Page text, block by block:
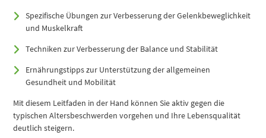
Spezifische Übungen zur Verbesserung der Gelenkbeweglichkeit
und Muskelkraft
Techniken zur Verbesserung der Balance und Stabilität
Ernährungstipps zur Unterstützung der allgemeinen
Gesundheit und Mobilität
Mit diesem Leitfaden in der Hand können Sie aktiv gegen die
typischen Altersbeschwerden vorgehen und Ihre Lebensqualität
deutlich steigern.